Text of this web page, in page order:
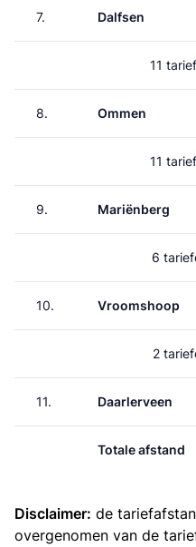
7. Dalfsen
11
8. Ommen
11
9. Mariënberg
6
10. Vroomshoop
2
11. Daarlerveen
Totale afstand
Disclaimer: de
overgenomen van de